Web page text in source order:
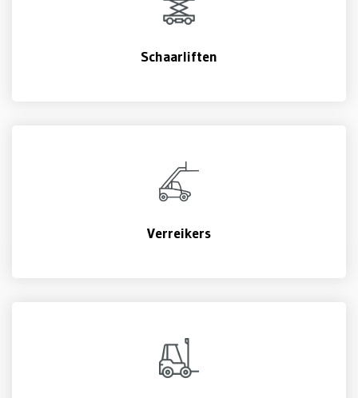
Schaarliften
Verreikers